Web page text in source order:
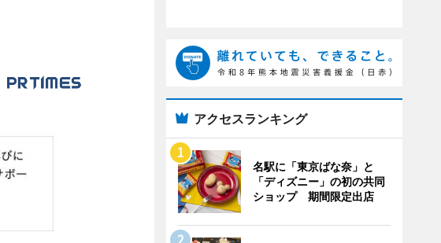
アクセスランキング
名駅に「東京ばな奈」と
「ディズニー」の初の共同
ショップ 期間限定出店